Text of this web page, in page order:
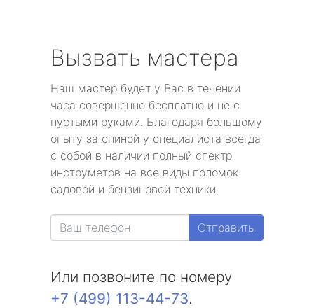
Вызвать мастера
Наш мастер будет у Вас в течении
часа совершенно бесплатно и не с
пустыми руками. Благодаря большому
опыту за спиной у специалиста всегда
с собой в наличии полный спектр
инструметов на все виды поломок
садовой и бензиновой техники.
Отправить
Или позвоните по номеру
+7 (499) 113-44-73.